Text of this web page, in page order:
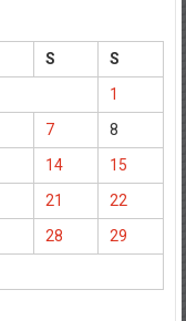
1
7
8
14
15
21
22
28
29